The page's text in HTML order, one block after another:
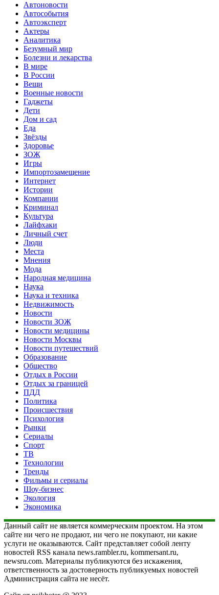
Автоновости
Автособытия
Автоэксперт
Актеры
Аналитика
Безумный мир
Болезни и лекарства
В мире
В России
Вещи
Военные новости
Гаджеты
Дети
Дом и сад
Еда
Звёзды
Здоровье
ЗОЖ
Игры
Импортозамещение
Интернет
Истории
Компании
Криминал
Культура
Лайфхаки
Личный счет
Люди
Места
Мнения
Мода
Народная медицина
Наука
Наука и техника
Недвижимость
Новости
Новости ЗОЖ
Новости медицины
Новости Москвы
Новости путешествий
Образование
Общество
Отдых в России
Отдых за границей
ПДД
Политика
Происшествия
Психология
Рынки
Сериалы
Спорт
ТВ
Технологии
Тренды
Фильмы и сериалы
Шоу-бизнес
Экология
Экономика
Данный сайт не является коммерческим проектом. На этом
сайте ни чего не продают, ни чего не покупают, ни какие
услуги не оказываются. Сайт представляет собой ленту
новостей RSS канала news.rambler.ru, kommersant.ru,
newsru.com. Материалы публикуются без искажения,
ответственность за достоверность публикуемых новостей
Администрация сайта не несёт.